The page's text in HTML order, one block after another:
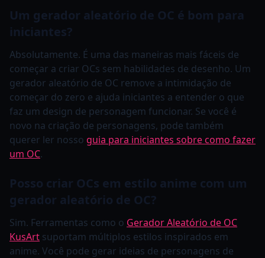
Um gerador aleatório de OC é bom para
iniciantes?
Absolutamente. É uma das maneiras mais fáceis de
começar a criar OCs sem habilidades de desenho. Um
gerador aleatório de OC remove a intimidação de
começar do zero e ajuda iniciantes a entender o que
faz um design de personagem funcionar. Se você é
novo na criação de personagens, pode também
querer ler nosso guia para iniciantes sobre como fazer
um OC.
Posso criar OCs em estilo anime com um
gerador aleatório de OC?
Sim. Ferramentas como o Gerador Aleatório de OC
KusArt suportam múltiplos estilos inspirados em
anime. Você pode gerar ideias de personagens de